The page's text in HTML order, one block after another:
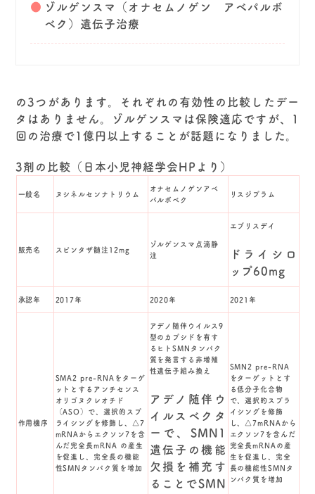
ゾルゲンスマ（オナセムノゲン アベパルボ
ベク）遺伝子治療
の3つがあります。それぞれの有効性の比較したデー
タはありません。ゾルゲンスマは保険適応ですが、1
回の治療で1億円以上することが話題になりました。
3剤の比較（日本小児神経学会HPより）
一般名 ヌシネルセンナトリウム
オナセムノゲンアベ
バルボベク
リスジプラム
販売名 スピンタザ髄注12mg
ゾルゲンスマ点滴静
注
エブリスデイ
ドライシロ
ップ60mg
承認年 2017年 2020年 2021年
作用機序
SMA2 pre-RNAをターゲ
ットとするアンチセンス
オリゴヌクレオチド
（ASO）で、選択的スプ
ライシングを修飾し、△7
mRNAからエクソン7を含
んだ完全長mRNA の産生
を促進し、完全長の機能
性SMNタンパク質を増加
アデノ随伴ウイルス9
型のカプシドを有す
るヒトSMNタンパク
質を発言する非増殖
性遺伝子組み換え
アデノ随伴ウ
イルスベクタ
ーで、SMN1
遺伝子の機能
欠損を補充す
ることでSMN
SMN2 pre-RNA
をターゲットとす
る低分子化合物
で、選択的スプラ
イシングを修飾
し、△7mRNAから
エクソン7を含んだ
完全長mRNAの産
生を促進し、完全
長の機能性SMNタ
ンパク質を増加